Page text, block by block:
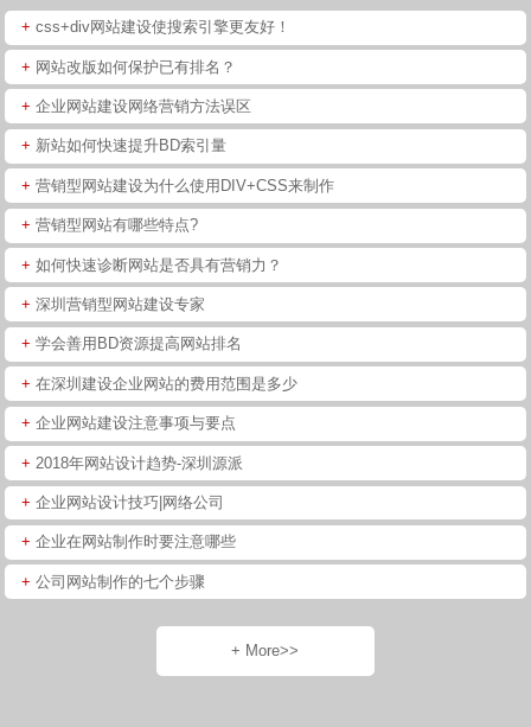
+ css+div网站建设使搜索引擎更友好！
+ 网站改版如何保护已有排名？
+ 企业网站建设网络营销方法误区
+ 新站如何快速提升BD索引量
+ 营销型网站建设为什么使用DIV+CSS来制作
+ 营销型网站有哪些特点?
+ 如何快速诊断网站是否具有营销力？
+ 深圳营销型网站建设专家
+ 学会善用BD资源提高网站排名
+ 在深圳建设企业网站的费用范围是多少
+ 企业网站建设注意事项与要点
+ 2018年网站设计趋势-深圳源派
+ 企业网站设计技巧|网络公司
+ 企业在网站制作时要注意哪些
+ 公司网站制作的七个步骤
+ More>>